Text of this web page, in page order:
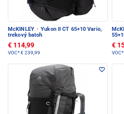
McKINLEY · Yukon II CT 65+10 Vario,
trekový batoh
€ 114,99
VOC*€ 239,99
€
VOC*